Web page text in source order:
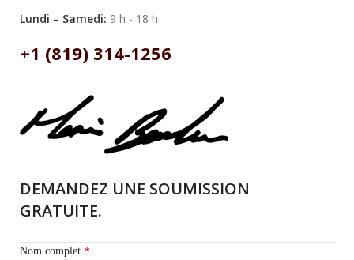
Lundi – Samedi: 9 h - 18 h
+1 (819) 314-1256
DEMANDEZ UNE SOUMISSION
GRATUITE.
Nom complet *